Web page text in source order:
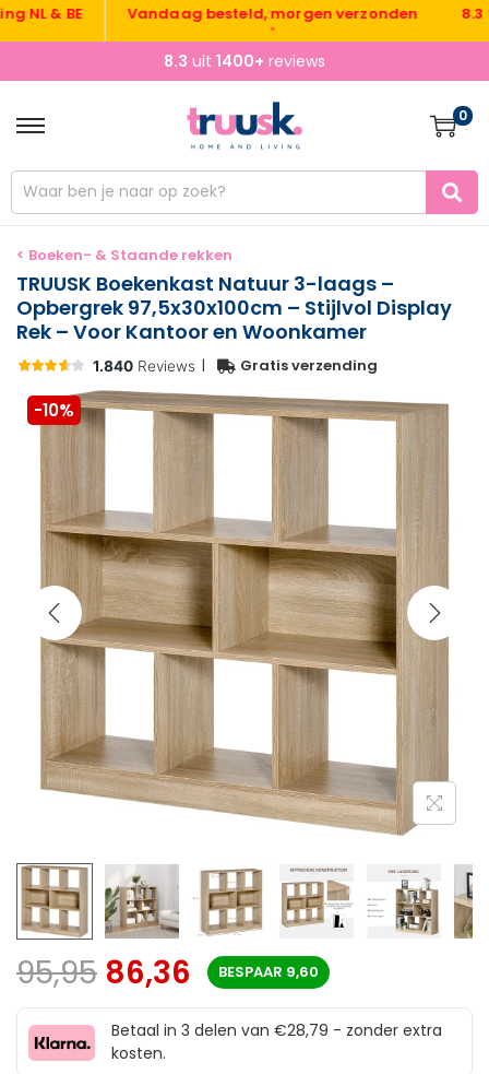
BE Vandaag besteld, morgen verzonden 8.3 ★
8.3 uit 1400+ reviews
0
< Boeken- & Staande rekken
TRUUSK Boekenkast Natuur 3-laags –
Opbergrek 97,5x30x100cm – Stijlvol Display
Rek – Voor Kantoor en Woonkamer
| Gratis verzending
-10%
95,95 86,36 BESPAAR 9,60
Betaal in 3 delen van €28,79 - zonder extra
kosten.